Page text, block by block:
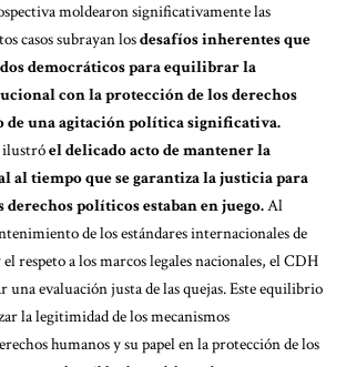
moldearon significativamente las
casos subrayan losdesafíos inherentes que
democráticos para equilibrar la
con la protección de los derechos
de una agitación política significativa.
ilustróel delicado acto de mantener la
al tiempo que se garantiza la justicia para
derechos políticos estaban en juego.Al
de los estándares internacionales de
respeto a los marcos legales nacionales, el CDH
evaluación justa de las quejas. Este equilibrio
la legitimidad de los mecanismos
humanos y su papel en la protección de los